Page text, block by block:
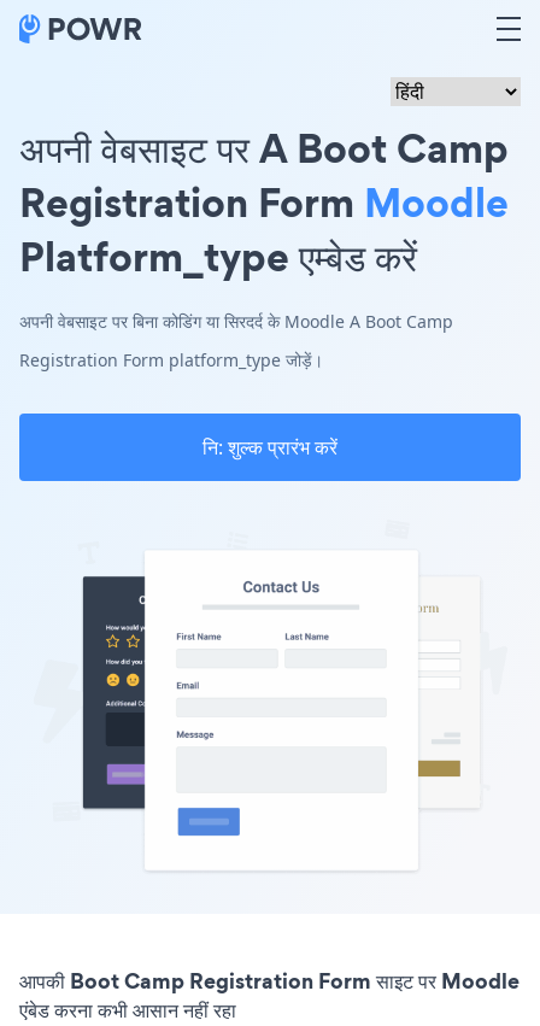
अपनी वेबसाइट पर A Boot Camp
Registration Form Moodle
Platform_type एम्बेड करें
अपनी वेबसाइट पर बिना कोडिंग या सिरदर्द के Moodle A Boot Camp
Registration Form platform_type जोड़ें।
नि: शुल्क प्रारंभ करें
आपकी Boot Camp Registration Form साइट पर Moodle
एंबेड करना कभी आसान नहीं रहा